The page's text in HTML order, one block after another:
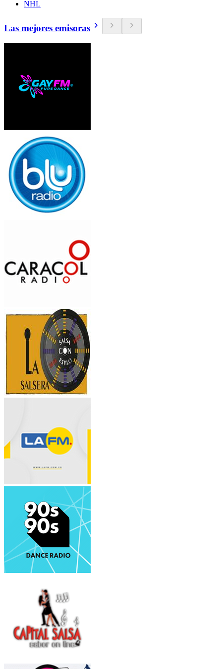
NHL
Las mejores emisoras